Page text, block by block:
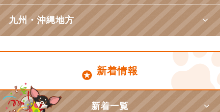
九州・沖縄地方
新着情報
新着一覧